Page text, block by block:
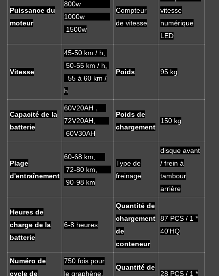
Puissance du
moteur
800w
1000w
1500w
Compteur
de vitesse
vitesse
numérique
LED
Vitesse
45-50 km / h,
50-55 km / h,
55 à 60 km /
h
Poids 95 kg
Capacité de la
batterie
60V20AH，
72V20AH,
60V30AH
Poids de
chargement
150 kg
Plage
d'entraînement
60-68 km,
72-80 km,
90-98 km
Type de
freinage
disque avant
/ frein à
tambour
arrière
Heures de
charge de la
batterie
6-8 heures
Quantité de
chargement
de
conteneur
87 PCS / 1 *
40'HQ
Numéro de
cycle de
750 fois pour
le graphène,
Quantité de
28 PCS / 1 *